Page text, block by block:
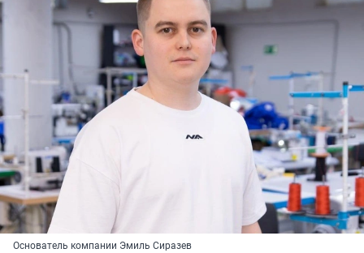
Основатель компании Эмиль Сиразев